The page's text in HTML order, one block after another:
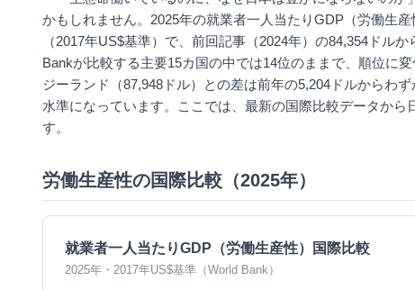
かもしれません。2025年の就業者一人当たりGDP（労働生
（2017年US$基準）で、前回記事（2024年）の84,354ドル
Bankが比較する主要15カ国の中では14位のままで、順位に
ジーランド（87,948ドル）との差は前年の5,204ドルからわ
水準になっています。ここでは、最新の国際比較データから
す。
労働生産性の国際比較（2025年）
就業者一人当たりGDP（労働生産性）国際比較
2025年・2017年US$基準（World Bank）